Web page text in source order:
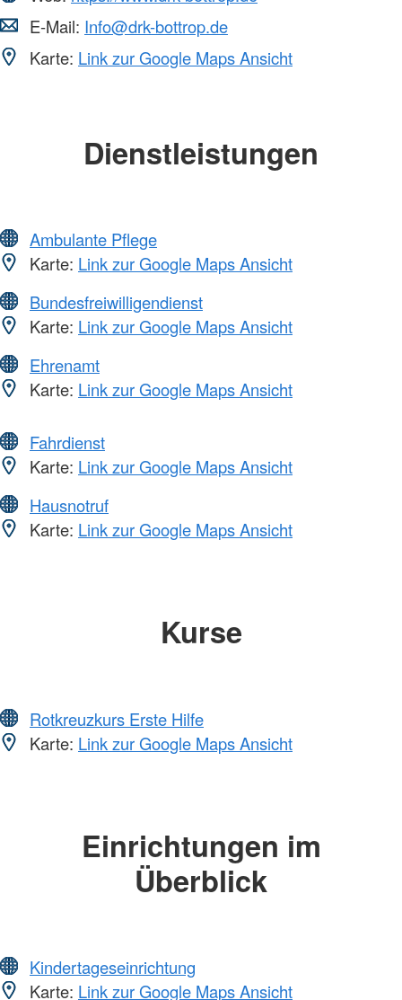
E-Mail: Info@drk-bottrop.de
Karte: Link zur Google Maps Ansicht
Dienstleistungen
Ambulante Pflege
Karte: Link zur Google Maps Ansicht
Bundesfreiwilligendienst
Karte: Link zur Google Maps Ansicht
Ehrenamt
Karte: Link zur Google Maps Ansicht
Fahrdienst
Karte: Link zur Google Maps Ansicht
Hausnotruf
Karte: Link zur Google Maps Ansicht
Kurse
Rotkreuzkurs Erste Hilfe
Karte: Link zur Google Maps Ansicht
Einrichtungen im
Überblick
Kindertageseinrichtung
Karte: Link zur Google Maps Ansicht